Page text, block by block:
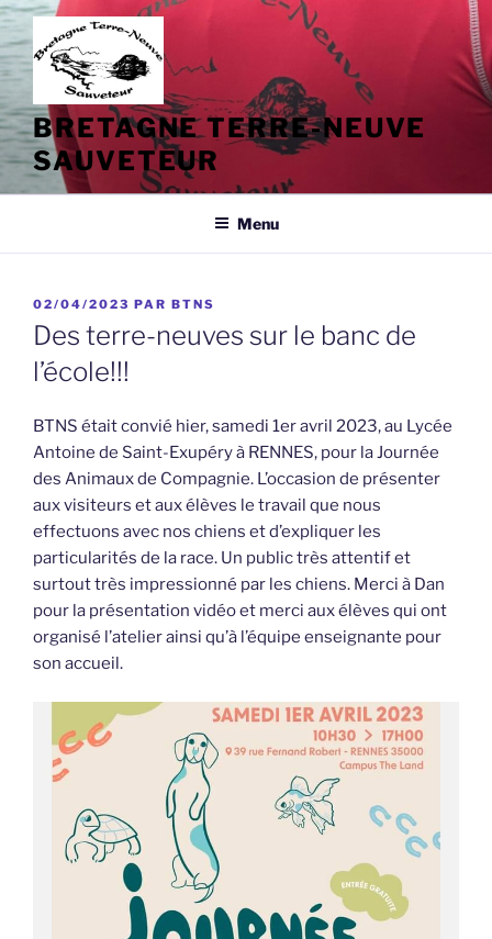
Aller
au
contenu
principal
BRETAGNE TERRE-NEUVE
SAUVETEUR
Menu
PUBLIÉ
LE
02/04/2023 PAR BTNS
Des terre-neuves sur le banc de
l’école!!!
BTNS était convié hier, samedi 1er avril 2023, au Lycée
Antoine de Saint-Exupéry à RENNES, pour la Journée
des Animaux de Compagnie. L’occasion de présenter
aux visiteurs et aux élèves le travail que nous
effectuons avec nos chiens et d’expliquer les
particularités de la race. Un public très attentif et
surtout très impressionné par les chiens. Merci à Dan
pour la présentation vidéo et merci aux élèves qui ont
organisé l’atelier ainsi qu’à l’équipe enseignante pour
son accueil.